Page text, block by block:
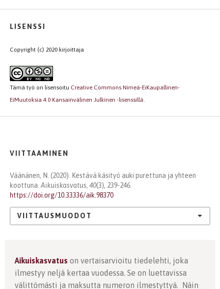
LISENSSI
Copyright (c) 2020 kirjoittaja
Tämä työ on lisensoitu Creative Commons Nimeä-EiKaupallinen-
EiMuutoksia 4.0 Kansainvälinen Julkinen -lisenssillä.
VIITTAAMINEN
Väänänen, N. (2020). Kestävä käsityö auki purettuna ja yhteen
koottuna. Aikuiskasvatus, 40(3), 239-246.
https://doi.org/10.33336/aik.98370
VIITTAUSMUODOT
Aikuiskasvatus on vertaisarvioitu tiedelehti, joka
ilmestyy neljä kertaa vuodessa. Se on luettavissa
välittömästi ja maksutta numeron ilmestyttyä. Näin